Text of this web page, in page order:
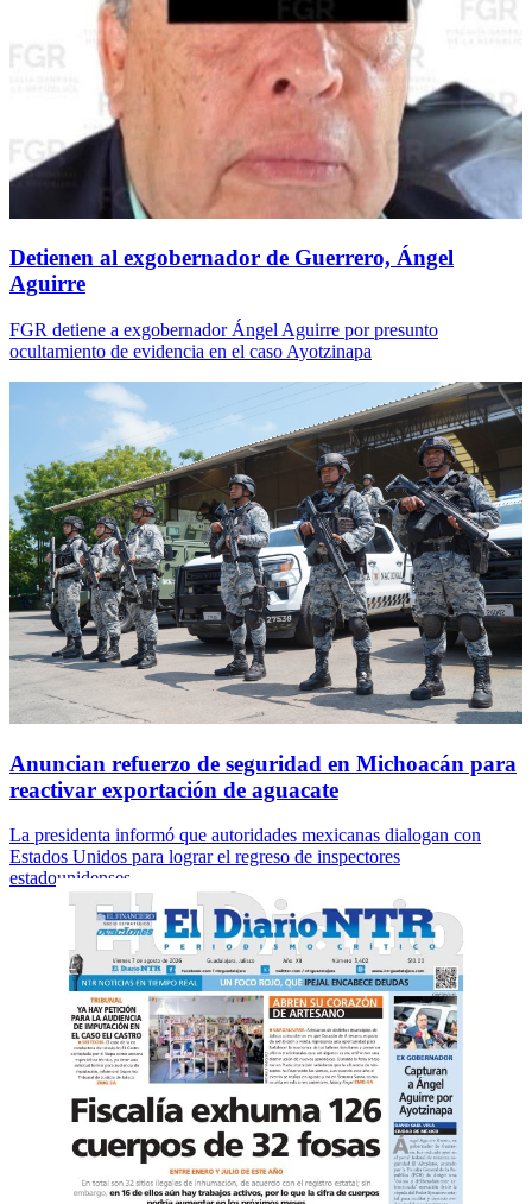
Detienen al exgobernador de Guerrero, Ángel
Aguirre
FGR detiene a exgobernador Ángel Aguirre por presunto
ocultamiento de evidencia en el caso Ayotzinapa
Anuncian refuerzo de seguridad en Michoacán para
reactivar exportación de aguacate
La presidenta informó que autoridades mexicanas dialogan con
Estados Unidos para lograr el regreso de inspectores
estadounidenses